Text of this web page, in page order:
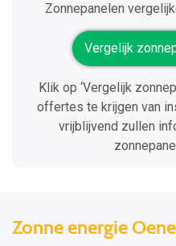
Zonnepanelen
Vergelijk
Klik op ‘Vergelijk
offertes te krijgen van
vrijblijvend zullen
Zonne energie Oene